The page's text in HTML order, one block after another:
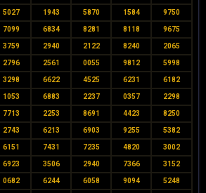
5027 1943 5870 1584 9750
7099 6834 8281 8118 9675
3759 2940 2122 8240 2065
2796 2561 0055 9812 5998
3298 6622 4525 6231 6182
1053 6883 2237 0357 2298
7713 2253 8691 4423 8250
2743 6213 6903 9255 5382
6151 7431 7235 4820 3002
6923 3506 2940 7366 3152
0682 6244 6058 9094 5248